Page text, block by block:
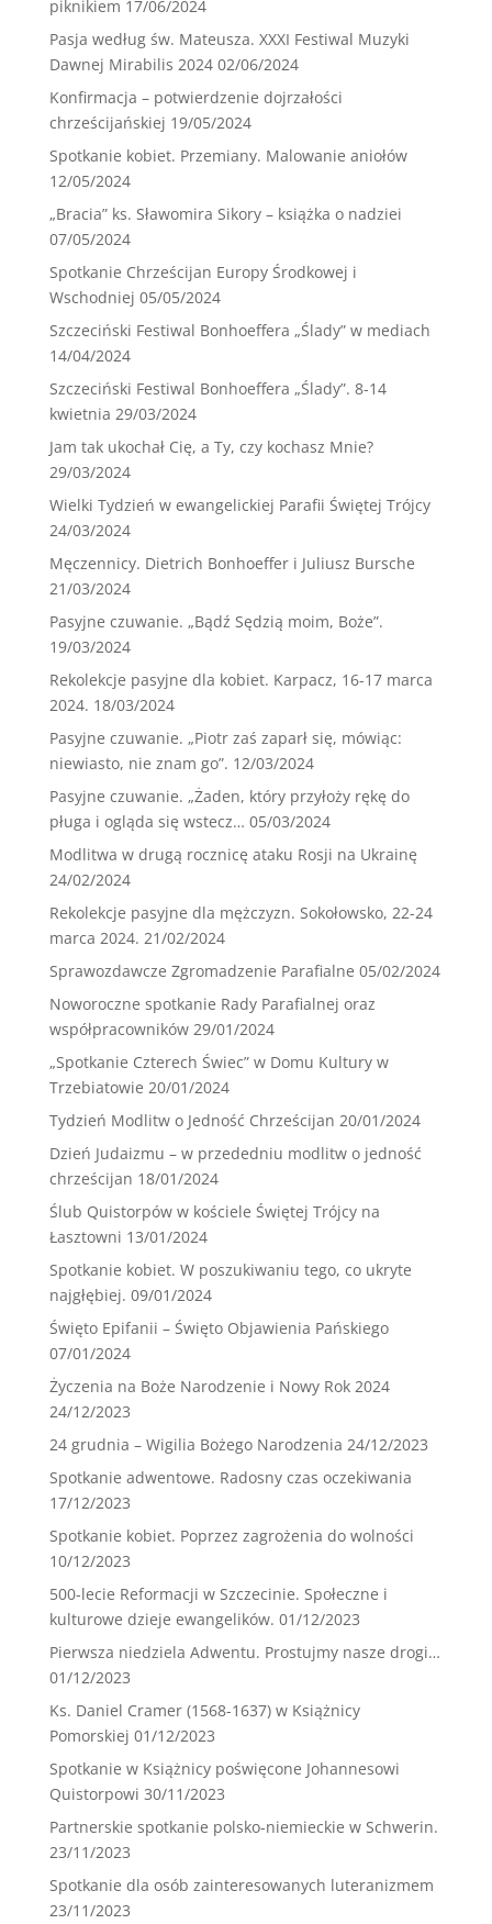
piknikiem 17/06/2024
Pasja według św. Mateusza. XXXI Festiwal Muzyki
Dawnej Mirabilis 2024 02/06/2024
Konfirmacja – potwierdzenie dojrzałości
chrześcijańskiej 19/05/2024
Spotkanie kobiet. Przemiany. Malowanie aniołów
12/05/2024
„Bracia” ks. Sławomira Sikory – książka o nadziei
07/05/2024
Spotkanie Chrześcijan Europy Środkowej i
Wschodniej 05/05/2024
Szczeciński Festiwal Bonhoeffera „Ślady” w mediach
14/04/2024
Szczeciński Festiwal Bonhoeffera „Ślady”. 8-14
kwietnia 29/03/2024
Jam tak ukochał Cię, a Ty, czy kochasz Mnie?
29/03/2024
Wielki Tydzień w ewangelickiej Parafii Świętej Trójcy
24/03/2024
Męczennicy. Dietrich Bonhoeffer i Juliusz Bursche
21/03/2024
Pasyjne czuwanie. „Bądź Sędzią moim, Boże”.
19/03/2024
Rekolekcje pasyjne dla kobiet. Karpacz, 16-17 marca
2024. 18/03/2024
Pasyjne czuwanie. „Piotr zaś zaparł się, mówiąc:
niewiasto, nie znam go”. 12/03/2024
Pasyjne czuwanie. „Żaden, który przyłoży rękę do
pługa i ogląda się wstecz… 05/03/2024
Modlitwa w drugą rocznicę ataku Rosji na Ukrainę
24/02/2024
Rekolekcje pasyjne dla mężczyzn. Sokołowsko, 22-24
marca 2024. 21/02/2024
Sprawozdawcze Zgromadzenie Parafialne 05/02/2024
Noworoczne spotkanie Rady Parafialnej oraz
współpracowników 29/01/2024
„Spotkanie Czterech Świec” w Domu Kultury w
Trzebiatowie 20/01/2024
Tydzień Modlitw o Jedność Chrześcijan 20/01/2024
Dzień Judaizmu – w przededniu modlitw o jedność
chrześcijan 18/01/2024
Ślub Quistorpów w kościele Świętej Trójcy na
Łasztowni 13/01/2024
Spotkanie kobiet. W poszukiwaniu tego, co ukryte
najgłębiej. 09/01/2024
Święto Epifanii – Święto Objawienia Pańskiego
07/01/2024
Życzenia na Boże Narodzenie i Nowy Rok 2024
24/12/2023
24 grudnia – Wigilia Bożego Narodzenia 24/12/2023
Spotkanie adwentowe. Radosny czas oczekiwania
17/12/2023
Spotkanie kobiet. Poprzez zagrożenia do wolności
10/12/2023
500-lecie Reformacji w Szczecinie. Społeczne i
kulturowe dzieje ewangelików. 01/12/2023
Pierwsza niedziela Adwentu. Prostujmy nasze drogi…
01/12/2023
Ks. Daniel Cramer (1568-1637) w Książnicy
Pomorskiej 01/12/2023
Spotkanie w Książnicy poświęcone Johannesowi
Quistorpowi 30/11/2023
Partnerskie spotkanie polsko-niemieckie w Schwerin.
23/11/2023
Spotkanie dla osób zainteresowanych luteranizmem
23/11/2023